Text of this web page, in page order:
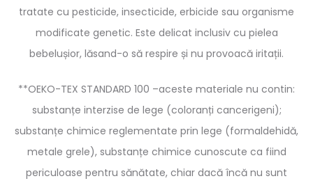
tratate cu pesticide, insecticide, erbicide sau organisme
modificate genetic. Este delicat inclusiv cu pielea
bebelușior, lăsand-o să respire și nu provoacă iritații.
**OEKO-TEX STANDARD 100 –aceste materiale nu contin:
substanțe interzise de lege (coloranți cancerigeni);
substanțe chimice reglementate prin lege (formaldehidă,
metale grele), substanțe chimice cunoscute ca fiind
periculoase pentru sănătate, chiar dacă încă nu sunt